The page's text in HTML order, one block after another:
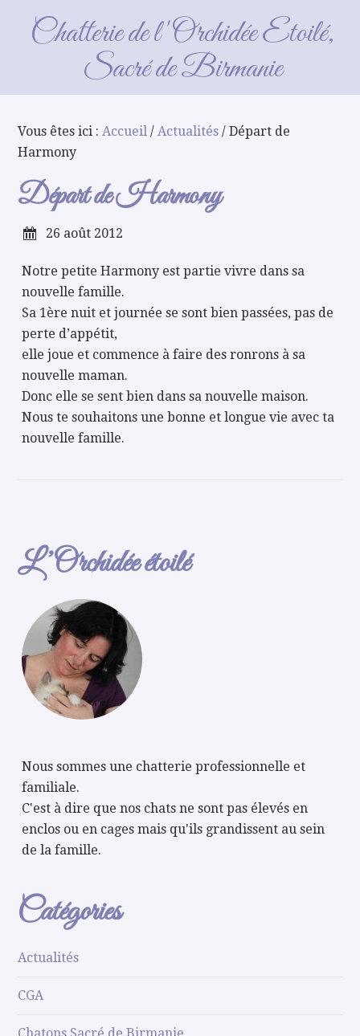
Chatterie de l'Orchidée Etoilé,
Sacré de Birmanie
Départ de Harmony
Vous êtes ici :Accueil /Actualités / Départ de
Harmony
Départ de Harmony
26 août 2012
Notre petite Harmony est partie vivre dans sa
nouvelle famille.
Sa 1ère nuit et journée se sont bien passées, pas de
perte d’appétit,
elle joue et commence à faire des ronrons à sa
nouvelle maman.
Donc elle se sent bien dans sa nouvelle maison.
Nous te souhaitons une bonne et longue vie avec ta
nouvelle famille.
L’Orchidée étoilé
Nous sommes une chatterie professionnelle et
familiale.
C'est à dire que nos chats ne sont pas élevés en
enclos ou en cages mais qu'ils grandissent au sein
de la famille.
Catégories
Actualités
CGA